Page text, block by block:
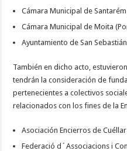
Cámara Municipal de
Cámara Municipal de Moita
Ayuntamiento de San
También en dicho acto,
tendrán la consideración de
pertenecientes a colectivos
relacionados con los fines de la
Asociación Encierros de Cuéllar
Federació d´Associacions i